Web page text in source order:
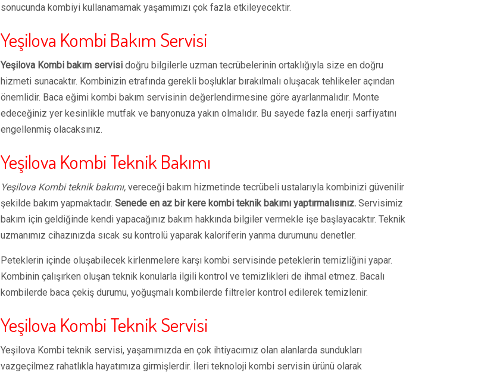
sonucunda kombiyi kullanamamak yaşamımızı çok fazla etkileyecektir.
Yeşilova Kombi Bakım Servisi
Yeşilova Kombi bakım servisi doğru bilgilerle uzman tecrübelerinin ortaklığıyla size en doğru
hizmeti sunacaktır. Kombinizin etrafında gerekli boşluklar bırakılmalı oluşacak tehlikeler açından
önemlidir. Baca eğimi kombi bakım servisinin değerlendirmesine göre ayarlanmalıdır. Monte
edeceğiniz yer kesinlikle mutfak ve banyonuza yakın olmalıdır. Bu sayede fazla enerji sarfiyatını
engellenmiş olacaksınız.
Yeşilova Kombi Teknik Bakımı
Yeşilova Kombi teknik bakımı, vereceği bakım hizmetinde tecrübeli ustalarıyla kombinizi güvenilir
şekilde bakım yapmaktadır. Senede en az bir kere kombi teknik bakımı yaptırmalısınız. Servisimiz
bakım için geldiğinde kendi yapacağınız bakım hakkında bilgiler vermekle işe başlayacaktır. Teknik
uzmanımız cihazınızda sıcak su kontrolü yaparak kaloriferin yanma durumunu denetler.
Peteklerin içinde oluşabilecek kirlenmelere karşı kombi servisinde peteklerin temizliğini yapar.
Kombinin çalışırken oluşan teknik konularla ilgili kontrol ve temizlikleri de ihmal etmez. Bacalı
kombilerde baca çekiş durumu, yoğuşmalı kombilerde filtreler kontrol edilerek temizlenir.
Yeşilova Kombi Teknik Servisi
Yeşilova Kombi teknik servisi, yaşamımızda en çok ihtiyacımız olan alanlarda sundukları
vazgeçilmez rahatlıkla hayatımıza girmişlerdir. İleri teknoloji kombi servisin ürünü olarak